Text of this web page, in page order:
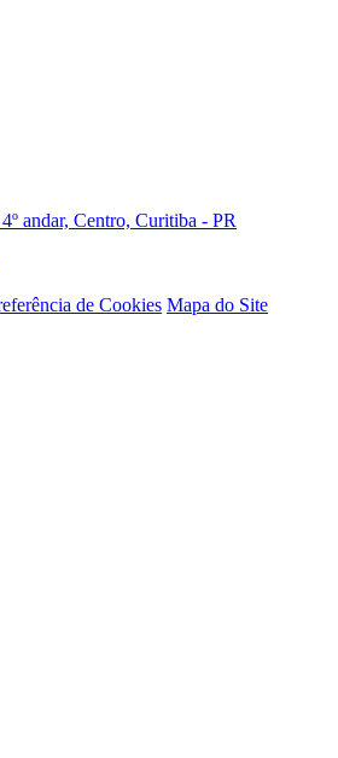
andar, Centro, Curitiba - PR
de Cookies Mapa do Site